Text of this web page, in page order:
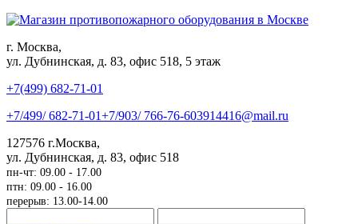
г. Москва,
ул. Дубнинская, д. 83, офис 518, 5 этаж
+7(499) 682-71-01
+7/499/682-71-01+7/903/766-76-603914416@mail.ru
127576 г.Москва,
ул. Дубнинская, д. 83, офис 518
пн-чт: 09.00 - 17.00
птн: 09.00 - 16.00
перерыв: 13.00-14.00